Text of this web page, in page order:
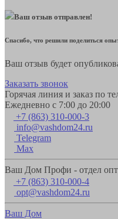
Ваш отзыв отправлен!
Спасибо, что решили поделиться
Ваш отзыв будет
Заказать звонок
Горячая линия и заказ по
Ежедневно с 7:00 до 20:00
+7 (863) 310-000-3
info@vashdom24.ru
Telegram
Max
Ваш Дом Профи - отдел
+7 (863) 310-000-4
opt@vashdom24.ru
Ваш Дом